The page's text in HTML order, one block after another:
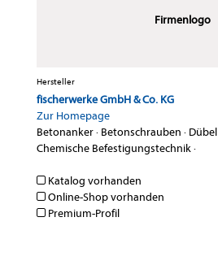
Firmenlogo
Hersteller
fischerwerke GmbH & Co. KG
Zur Homepage
Betonanker· Betonschrauben · Dübel
Chemische Befestigungstechnik·
Katalog vorhanden
Online-Shop vorhanden
Premium-Profil